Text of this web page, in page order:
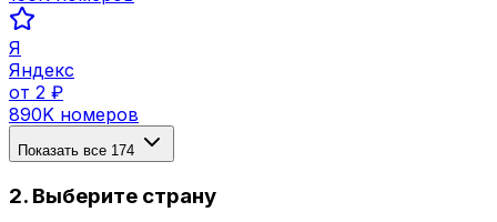
Я
Яндекс
от 2 ₽
890K номеров
Показать все 174
2. Выберите страну